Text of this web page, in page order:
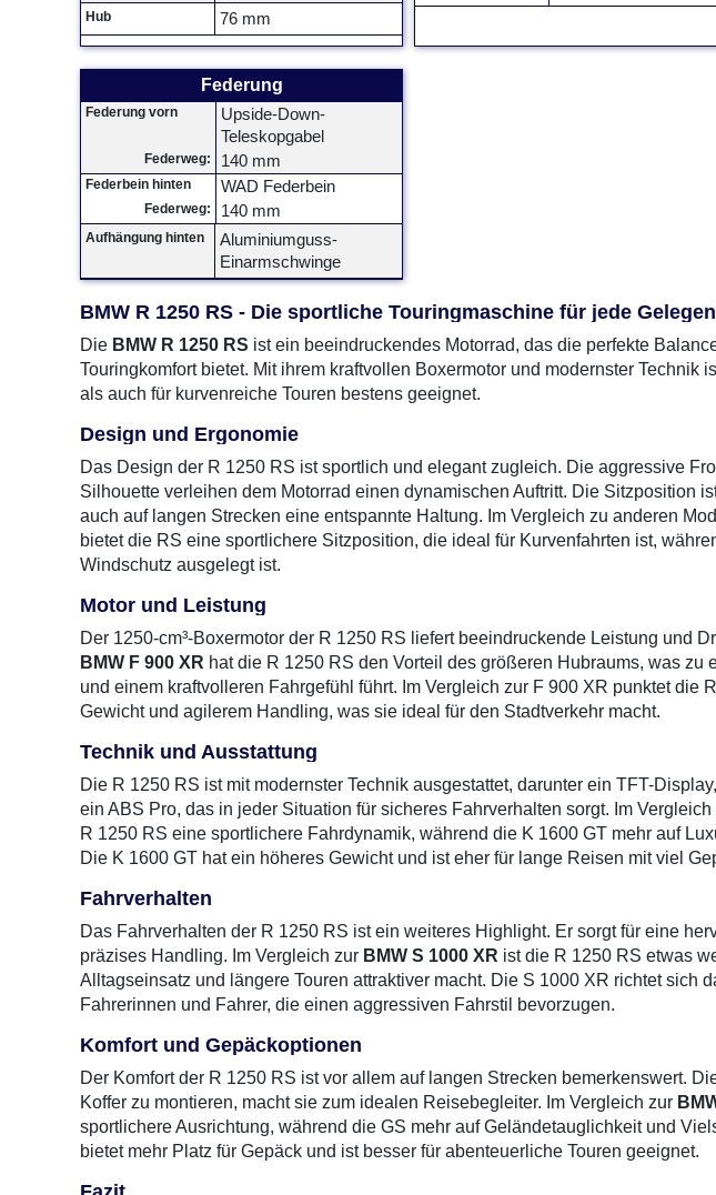
Hub 76 mm
Federung
Federung vorn
Upside-Down-
Teleskopgabel
Federweg: 140 mm
Federbein hinten WAD Federbein
Federweg: 140 mm
Aufhängung hinten
Aluminiumguss-
Einarmschwinge
BMW R 1250 RS - Die sportliche Touringmaschine für jede
Die BMW R 1250 RS ist ein beeindruckendes Motorrad, das die perfekte
Touringkomfort bietet. Mit ihrem kraftvollen Boxermotor und modernster Technik
als auch für kurvenreiche Touren bestens geeignet.
Design und Ergonomie
Das Design der R 1250 RS ist sportlich und elegant zugleich. Die aggressive
Silhouette verleihen dem Motorrad einen dynamischen Auftritt. Die Sitzposition
auch auf langen Strecken eine entspannte Haltung. Im Vergleich zu anderen
bietet die RS eine sportlichere Sitzposition, die ideal für Kurvenfahrten ist,
Windschutz ausgelegt ist.
Motor und Leistung
Der 1250-cm³-Boxermotor der R 1250 RS liefert beeindruckende Leistung und
BMW F 900 XR hat die R 1250 RS den Vorteil des größeren Hubraums, was zu
und einem kraftvolleren Fahrgefühl führt. Im Vergleich zur F 900 XR punktet die
Gewicht und agilerem Handling, was sie ideal für den Stadtverkehr macht.
Technik und Ausstattung
Die R 1250 RS ist mit modernster Technik ausgestattet, darunter ein TFT-
ein ABS Pro, das in jeder Situation für sicheres Fahrverhalten sorgt. Im Vergleich
R 1250 RS eine sportlichere Fahrdynamik, während die K 1600 GT mehr auf
Die K 1600 GT hat ein höheres Gewicht und ist eher für lange Reisen mit viel
Fahrverhalten
Das Fahrverhalten der R 1250 RS ist ein weiteres Highlight. Er sorgt für eine
präzises Handling. Im Vergleich zur BMW S 1000 XR ist die R 1250 RS etwas
Alltagseinsatz und längere Touren attraktiver macht. Die S 1000 XR richtet sich
Fahrerinnen und Fahrer, die einen aggressiven Fahrstil bevorzugen.
Komfort und Gepäckoptionen
Der Komfort der R 1250 RS ist vor allem auf langen Strecken bemerkenswert.
Koffer zu montieren, macht sie zum idealen Reisebegleiter. Im Vergleich zur
sportlichere Ausrichtung, während die GS mehr auf Geländetauglichkeit und
bietet mehr Platz für Gepäck und ist besser für abenteuerliche Touren geeignet.